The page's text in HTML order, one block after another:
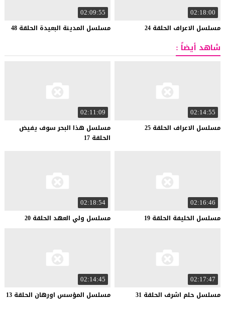
02:18:00
مسلسل الاعراف الحلقة 24
02:09:55
مسلسل المدينة البعيدة الحلقة 48
شاهد أيضاً :
02:14:55
مسلسل الاعراف الحلقة 25
02:11:09
مسلسل هذا البحر سوف يفيض
الحلقة 17
02:16:46
مسلسل الخليفة الحلقة 19
02:18:54
مسلسل ولي العهد الحلقة 20
02:17:47
مسلسل حلم اشرف الحلقة 31
02:14:45
مسلسل المؤسس اورهان الحلقة 13